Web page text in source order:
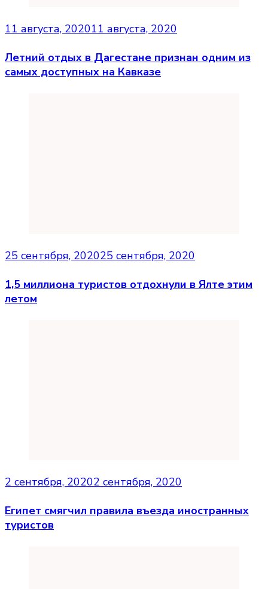
11 августа, 202011 августа, 2020
Летний отдых в Дагестане признан одним из
самых доступных на Кавказе
25 сентября, 202025 сентября, 2020
1,5 миллиона туристов отдохнули в Ялте этим
летом
2 сентября, 20202 сентября, 2020
Египет смягчил правила въезда иностранных
туристов